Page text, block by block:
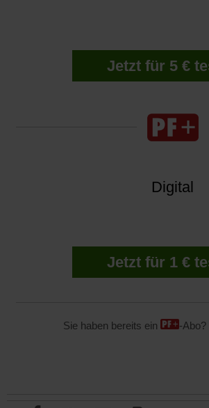
Jetzt für 5 €
Digital
Jetzt für 1 €
Sie haben bereits ein -Abo?